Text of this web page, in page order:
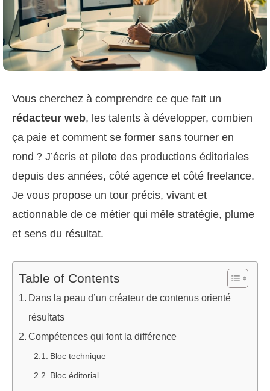
Vous cherchez à comprendre ce que fait un
rédacteur web, les talents à développer, combien
ça paie et comment se former sans tourner en
rond ? J’écris et pilote des productions éditoriales
depuis des années, côté agence et côté freelance.
Je vous propose un tour précis, vivant et
actionnable de ce métier qui mêle stratégie, plume
et sens du résultat.
Table of Contents
Dans la peau d’un créateur de contenus orienté
résultats
Compétences qui font la différence
Bloc technique
Bloc éditorial